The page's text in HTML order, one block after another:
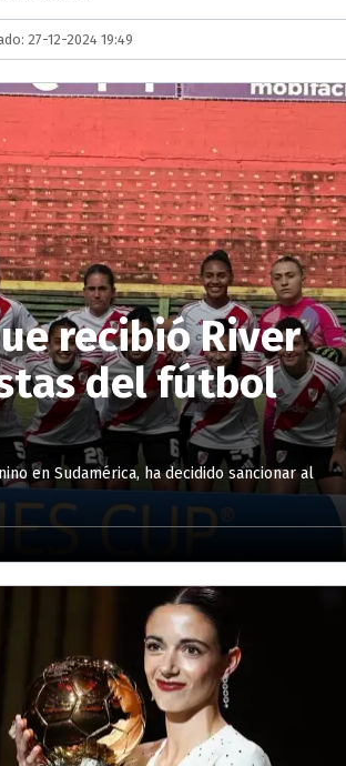
27-12-2024 19:49
recibió River
del fútbol
en Sudamérica, ha decidido sancionar al